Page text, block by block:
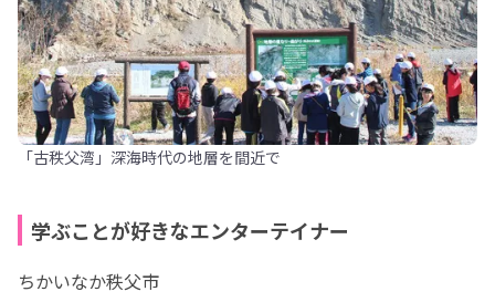
「古秩父湾」深海時代の地層を間近で
学ぶことが好きなエンターテイナー
ちかいなか秩父市